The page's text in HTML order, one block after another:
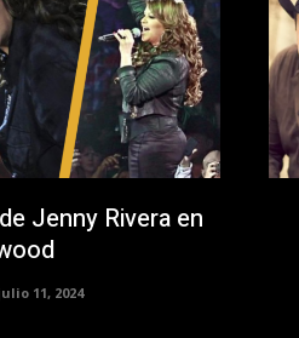
Jenny Rivera en
11, 2024